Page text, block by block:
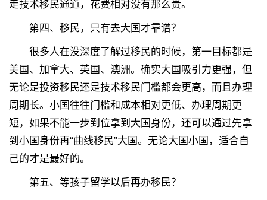
走技术移民通道，花费相对没有那么贵。
第四、移民，只有去大国才靠谱？
很多人在没深度了解过移民的时候，第一目标都是
美国、加拿大、英国、澳洲。确实大国吸引力更强，但
无论是投资移民还是技术移民门槛都会更高，而且办理
周期长。小国往往门槛和成本相对更低、办理周期更
短，如果不能一步到位拿到大国身份，还可以通过先拿
到小国身份再“曲线移民”大国。无论大国小国，适合自
己的才是最好的。
第五、等孩子留学以后再办移民？